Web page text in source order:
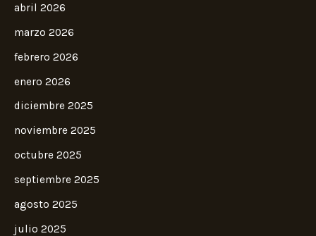
abril 2026
marzo 2026
febrero 2026
enero 2026
diciembre 2025
noviembre 2025
octubre 2025
septiembre 2025
agosto 2025
julio 2025